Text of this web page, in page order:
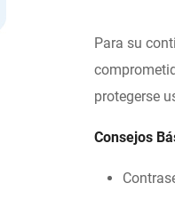
Para su
protegerse
Consejos